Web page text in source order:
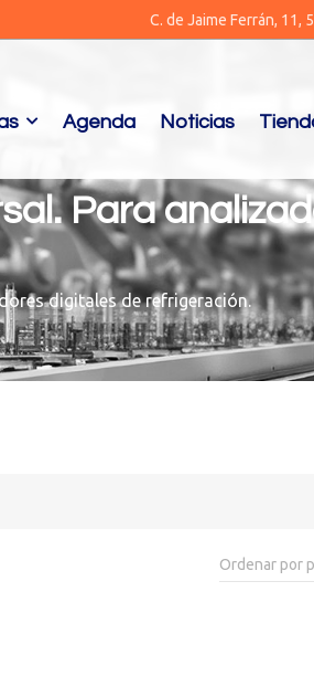
C. de Jaime Ferrán, 11,
Agenda Noticias
Para
digitales de refrigeración.